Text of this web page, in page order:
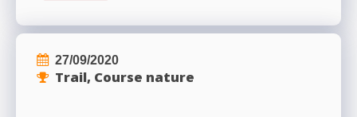
27/09/2020
Trail, Course nature